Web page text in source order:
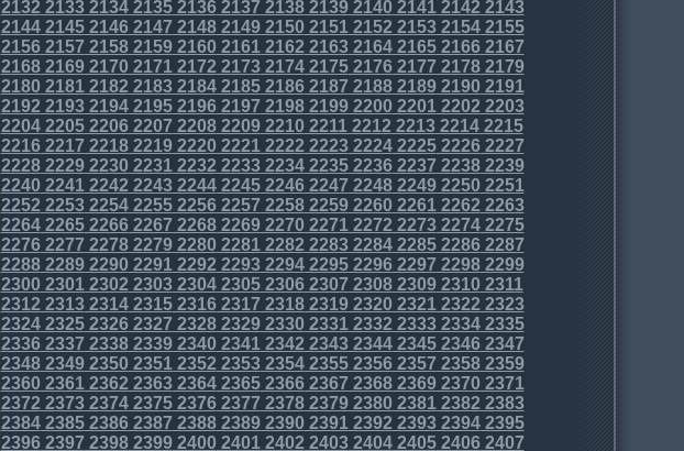
2132 21332134213521362137 21382139214021412142 2143
2144214521462147 21482149215021512152 215321542155
21562157 21582159216021612162 21632164216521662167
21682169217021712172 21732174217521762177 21782179
218021812182 21832184218521862187 2188218921902191
2192 21932194219521962197 21982199220022012202 2203
2204220522062207 22082209221022112212 221322142215
22162217 22182219222022212222 22232224222522262227
22282229223022312232 22332234223522362237 22382239
224022412242 22432244224522462247 2248224922502251
2252 22532254225522562257 22582259226022612262 2263
2264226522662267 22682269227022712272 227322742275
22762277 22782279228022812282 22832284228522862287
22882289229022912292 22932294229522962297 22982299
230023012302 23032304230523062307 2308230923102311
2312 23132314231523162317 23182319232023212322 2323
2324232523262327 23282329233023312332 233323342335
23362337 23382339234023412342 23432344234523462347
23482349235023512352 23532354235523562357 23582359
236023612362 23632364236523662367 2368236923702371
2372 23732374237523762377 23782379238023812382 2383
2384238523862387 23882389239023912392 239323942395
23962397 23982399240024012402 24032404240524062407